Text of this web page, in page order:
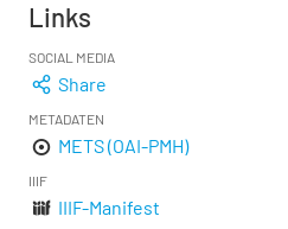
Links
SOCIAL MEDIA
Share
METADATEN
METS (OAI-PMH)
IIIF
IIIF-Manifest